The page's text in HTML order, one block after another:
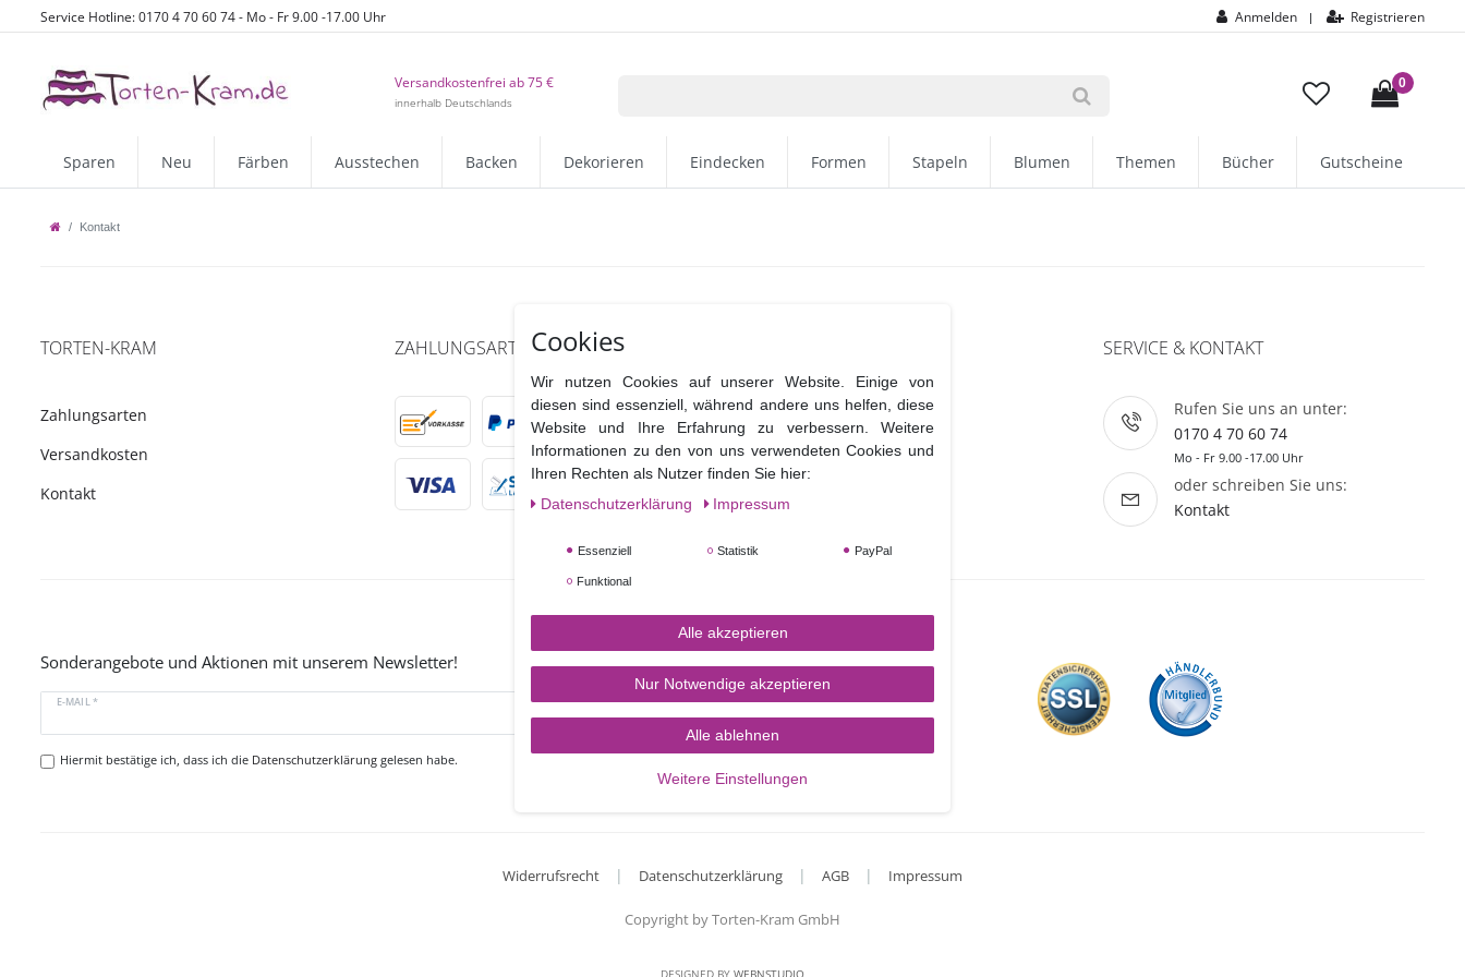
Service Hotline: 0170 4 70 60 74 - Mo - Fr 9.00 -17.00 Uhr Anmelden | Registrieren
Versandkostenfrei ab 75 €
innerhalb Deutschlands
0
Sparen Neu Färben Ausstechen Backen Dekorieren Eindecken Formen Stapeln Blumen Themen Bücher Gutscheine
Kontakt
TORTEN-KRAM
Zahlungsarten
Versandkosten
Kontakt
ZAHLUNGSARTEN SERVICE & KONTAKT
Rufen Sie uns an unter:
0170 4 70 60 74
Mo - Fr 9.00 -17.00 Uhr
oder schreiben Sie uns:
Kontakt
Sonderangebote und Aktionen mit unserem Newsletter!
E-MAIL *
Abonieren
Hiermit bestätige ich, dass ich die Datenschutzerklärunggelesen habe.
Widerrufsrecht | Datenschutzerklärung | AGB | Impressum
Copyright by Torten-Kram GmbH
Cookies
Wir nutzen Cookies auf unserer Website. Einige von
diesen sind essenziell, während andere uns helfen, diese
Website und Ihre Erfahrung zu verbessern. Weitere
Informationen zu den von uns verwendeten Cookies und
Ihren Rechten als Nutzer finden Sie hier:
Daten­schutz­erklärung
Impressum
Essenziell Statistik PayPal
Funktional
Alle akzeptieren
Nur Notwendige akzeptieren
Alle ablehnen
Weitere Einstellungen